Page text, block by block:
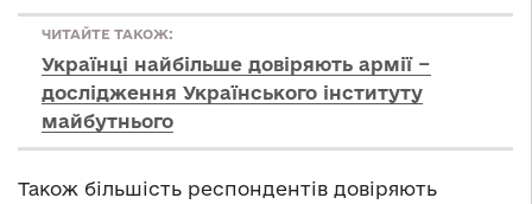
ЧИТАЙТЕ ТАКОЖ:
Українці найбільше довіряють армії −
дослідження Українського інституту
майбутнього
Також більшість респондентів довіряють